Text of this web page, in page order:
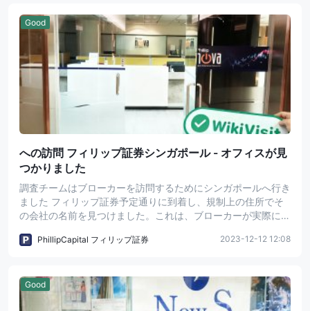
Good
への訪問 フィリップ証券シンガポール - オフィスが見
つかりました
調査チームはブローカーを訪問するためにシンガポールへ行き
ました フィリップ証券予定通りに到着し、規制上の住所でそ
の会社の名前を見つけました。これは、ブローカーが実際にそ
投資家は総合的な考慮に基づいて賢明な決定を下すことをお勧
PhillipCapital フィリップ証券 2023-12-12 12:08
Good